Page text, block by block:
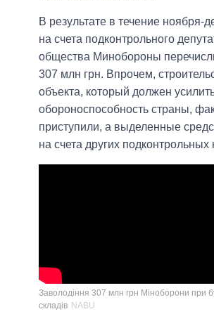
В результате в течение ноября-
на счета подконтрольного
общества Минобороны
307 млн грн. Впрочем,
объекта, который должен
обороноспособность страны,
приступили, а выделенные
на счета других подконтрольных
Заволодіння 307 млн грн Міноборони при
складів NABU